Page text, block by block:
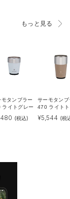
もっと見る
モタンブラー
ライトグレー
(税込)
サーモタンブ
470 ライト
¥5,544 (税